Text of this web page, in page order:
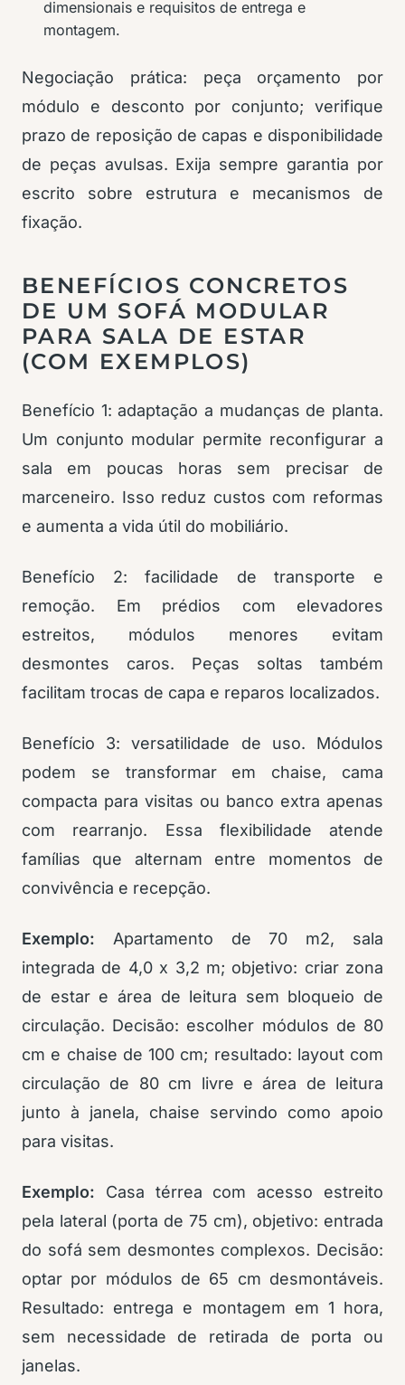
dimensionais e requisitos de entrega e
montagem.
Negociação prática: peça orçamento por
módulo e desconto por conjunto; verifique
prazo de reposição de capas e disponibilidade
de peças avulsas. Exija sempre garantia por
escrito sobre estrutura e mecanismos de
fixação.
BENEFÍCIOS CONCRETOS
DE UM SOFÁ MODULAR
PARA SALA DE ESTAR
(COM EXEMPLOS)
Benefício 1: adaptação a mudanças de planta.
Um conjunto modular permite reconfigurar a
sala em poucas horas sem precisar de
marceneiro. Isso reduz custos com reformas
e aumenta a vida útil do mobiliário.
Benefício 2: facilidade de transporte e
remoção. Em prédios com elevadores
estreitos, módulos menores evitam
desmontes caros. Peças soltas também
facilitam trocas de capa e reparos localizados.
Benefício 3: versatilidade de uso. Módulos
podem se transformar em chaise, cama
compacta para visitas ou banco extra apenas
com rearranjo. Essa flexibilidade atende
famílias que alternam entre momentos de
convivência e recepção.
Exemplo: Apartamento de 70 m2, sala
integrada de 4,0 x 3,2 m; objetivo: criar zona
de estar e área de leitura sem bloqueio de
circulação. Decisão: escolher módulos de 80
cm e chaise de 100 cm; resultado: layout com
circulação de 80 cm livre e área de leitura
junto à janela, chaise servindo como apoio
para visitas.
Exemplo: Casa térrea com acesso estreito
pela lateral (porta de 75 cm), objetivo: entrada
do sofá sem desmontes complexos. Decisão:
optar por módulos de 65 cm desmontáveis.
Resultado: entrega e montagem em 1 hora,
sem necessidade de retirada de porta ou
janelas.